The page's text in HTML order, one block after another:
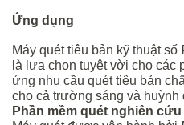
Ứng dụng
Máy quét tiêu bản kỹ thuật số
là lựa chọn tuyệt vời cho các
ứng nhu cầu quét tiêu bản
cho cả trường sáng và huỳnh
Phần mềm quét nghiên cứu